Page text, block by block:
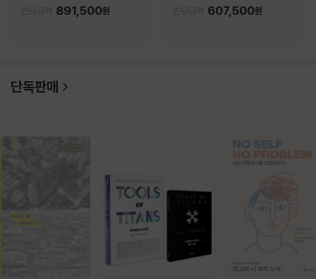
펀딩금액 891,500원 펀딩금액 607,500원
단독판매